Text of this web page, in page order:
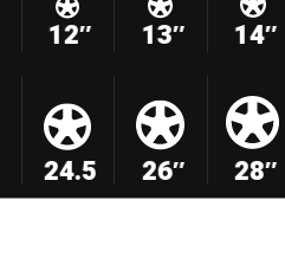
12″ 13″ 14″
24.5 26″ 28″